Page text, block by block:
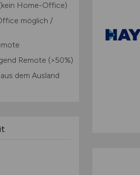
Home-Office)
möglich /
Remote (>50%)
dem Ausland